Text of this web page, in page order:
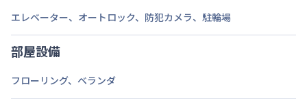
エレベーター、 オートロック、 防犯カメラ、 駐輪場
部屋設備
フローリング、 ベランダ